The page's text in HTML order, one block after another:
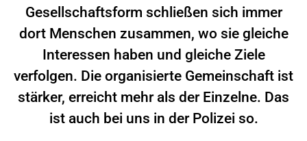
Gesellschaftsform schließen sich immer
dort Menschen zusammen, wo sie gleiche
Interessen haben und gleiche Ziele
verfolgen. Die organisierte Gemeinschaft ist
stärker, erreicht mehr als der Einzelne. Das
ist auch bei uns in der Polizei so.